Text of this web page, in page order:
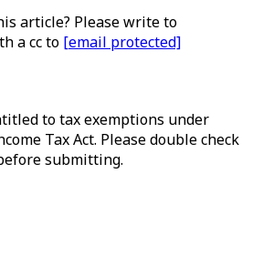
article? Please write to
a cc to [email protected]
to tax exemptions under
Tax Act. Please double check
submitting.